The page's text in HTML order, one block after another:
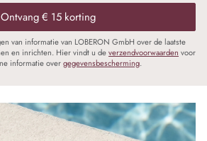
Ontvang € 15 korting
van informatie van LOBERON GmbH over de laatste
en inrichten. Hier vindt u deverzendvoorwaarden voor
informatie overgegevensbescherming.